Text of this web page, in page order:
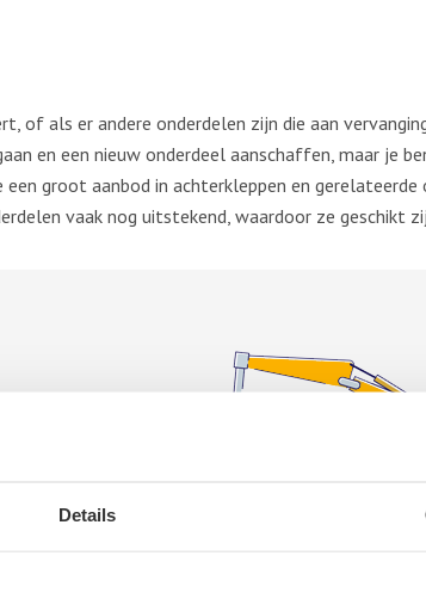
Details
of als er andere onderdelen zijn die aan
en een nieuw onderdeel aanschaffen, maar je
groot aanbod in achterkleppen en
vaak nog uitstekend, waardoor ze geschikt